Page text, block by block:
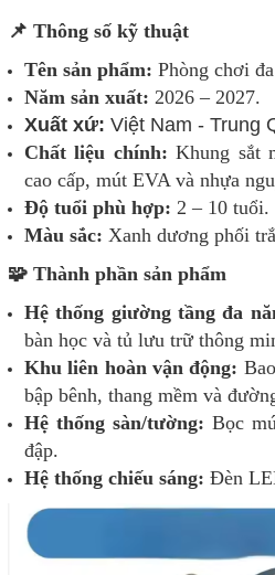
📌 Thông số kỹ thuật
Tên sản phẩm: Phòng chơi
Năm sản xuất: 2026 – 2027.
Xuất xứ: Việt Nam - Trung
Chất liệu chính: Khung sắt
cao cấp, mút EVA và nhựa
Độ tuổi phù hợp: 2 – 10 tuổi.
Màu sắc: Xanh dương phối
🧩 Thành phần sản phẩm
Hệ thống giường tầng đa
bàn học và tủ lưu trữ thông
Khu liên hoàn vận động:
bập bênh, thang mềm và
Hệ thống sàn/tường: Bọc
đập.
Hệ thống chiếu sáng: Đèn